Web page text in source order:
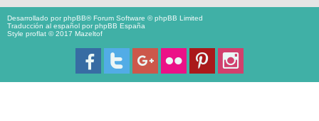
Desarrollado porphpBB® Forum Software © phpBB Limited
Traducción al español porphpBB España
Style proflat © 2017 Mazeltof